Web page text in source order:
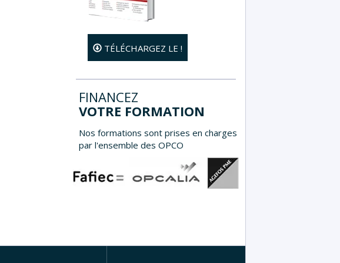
TÉLÉCHARGEZ LE !
FINANCEZ
VOTRE FORMATION
Nos formations sont prises en charges
par l'ensemble des OPCO